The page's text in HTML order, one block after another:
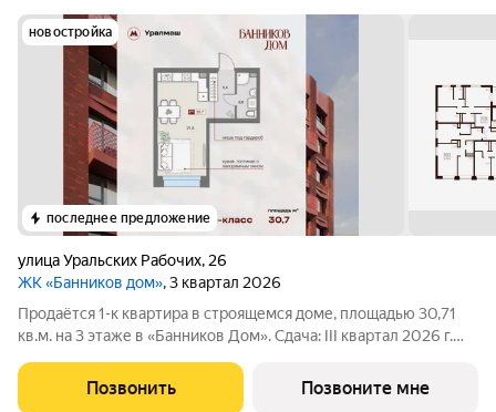
новостройка
последнее предложение
улица Уральских Рабочих, 26
ЖК «Банников дом», 3 квартал 2026
Прoдaётcя 1-к квартира в строящемся доме, плoщадью 30,71
кв.м. на 3 этаже в «Банников Дом». Сдача: III квартал 2026 г.
Уралмаша, на ул. Уральских Рабочих, 26. Проект камерного
формата: всего 76
Позвонить Позвоните мне